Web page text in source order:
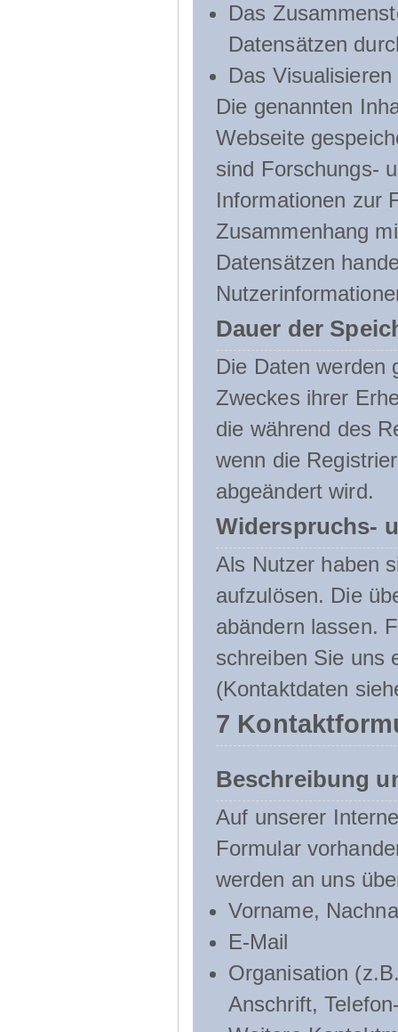
Das
Datensätzen
Das
Die genannten
Webseite
sind Forschungs-
Informationen zur
Zusammenhang
Datensätzen
Dauer der
Die Daten werden
Zweckes ihrer
die während des
wenn die
abgeändert wird.
Widerspruchs-
Als Nutzer haben
aufzulösen. Die
abändern lassen.
schreiben Sie uns
(Kontaktdaten
7
Beschreibung
Auf unserer
Formular
werden an uns
Vorname,
E-Mail
Organisation
Anschrift,